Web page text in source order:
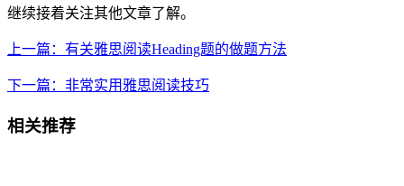
继续接着关注其他文章了解。
上一篇：有关雅思阅读Heading题的做题方法
下一篇：非常实用雅思阅读技巧
相关推荐